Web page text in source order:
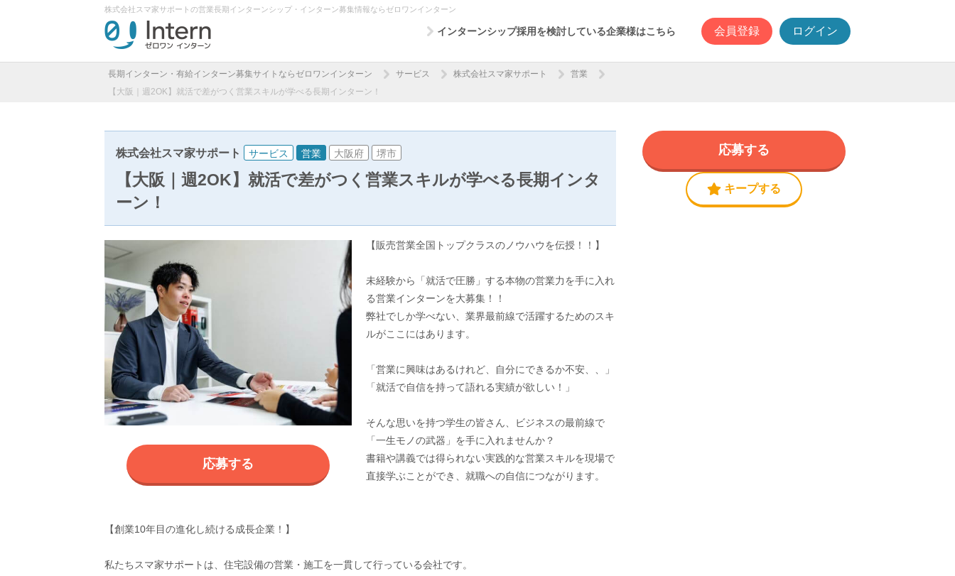
株式会社スマ家サポートの営業長期インターンシップ・インターン募集情報ならゼロワンインターン
インターンシップ採用を検討している企業様はこちら 会員登録 ログイン
長期インターン・有給インターン募集サイトならゼロワンインターン サービス 株式会社スマ家サポート
営業
【大阪｜週2OK】就活で差がつく営業スキルが学べる長期インターン！
株式会社スマ家サポート サービス 営業 大阪府 堺市
【大阪｜週2OK】就活で差がつく営業スキルが学べる長期インタ
ーン！
応募する
【販売営業全国トップクラスのノウハウを伝授！！】
未経験から「就活で圧勝」する本物の営業力を手に入れ
る営業インターンを大募集！！
弊社でしか学べない、業界最前線で活躍するためのスキ
ルがここにはあります。
「営業に興味はあるけれど、自分にできるか不安、、」
「就活で自信を持って語れる実績が欲しい！」
そんな思いを持つ学生の皆さん、ビジネスの最前線で
「一生モノの武器」を手に入れませんか？
書籍や講義では得られない実践的な営業スキルを現場で
直接学ぶことができ、就職への自信につながります。
【創業10年目の進化し続ける成長企業！】
私たちスマ家サポートは、住宅設備の営業・施工を一貫して行っている会社です。
キープする
応募する